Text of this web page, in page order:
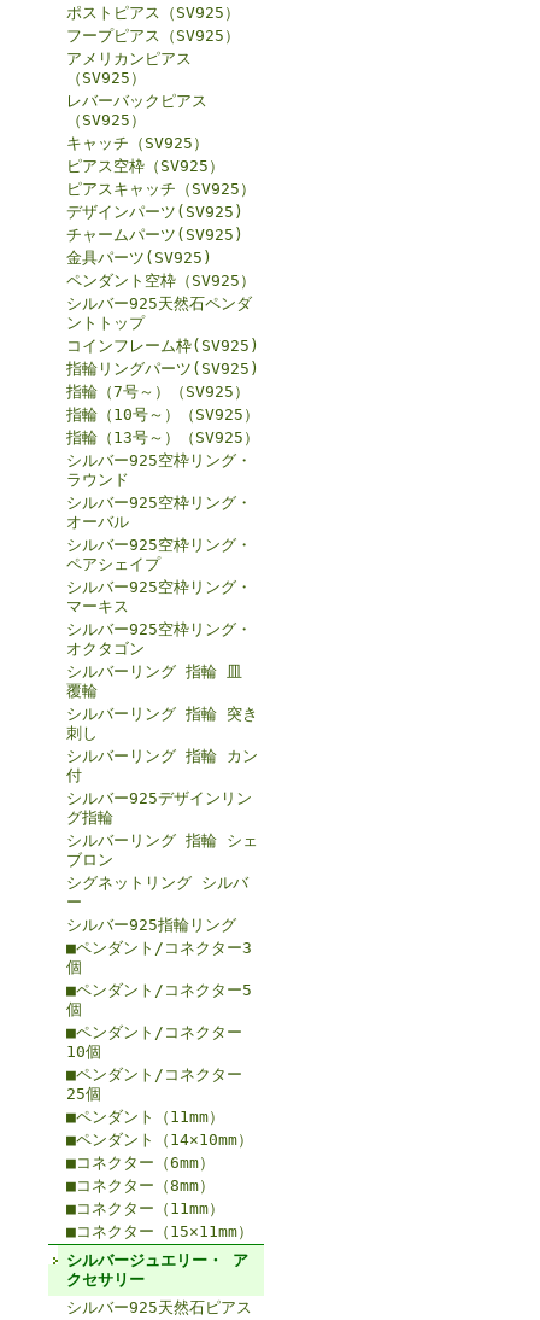
ポストピアス（SV925）
フープピアス（SV925）
アメリカンピアス
（SV925）
レバーバックピアス
（SV925）
キャッチ（SV925）
ピアス空枠（SV925）
ピアスキャッチ（SV925）
デザインパーツ(SV925)
チャームパーツ(SV925)
金具パーツ(SV925)
ペンダント空枠（SV925）
シルバー925天然石ペンダ
ントトップ
コインフレーム枠(SV925)
指輪リングパーツ(SV925)
指輪（7号～）（SV925）
指輪（10号～）（SV925）
指輪（13号～）（SV925）
シルバー925空枠リング・
ラウンド
シルバー925空枠リング・
オーバル
シルバー925空枠リング・
ペアシェイプ
シルバー925空枠リング・
マーキス
シルバー925空枠リング・
オクタゴン
シルバーリング 指輪 皿
覆輪
シルバーリング 指輪 突き
刺し
シルバーリング 指輪 カン
付
シルバー925デザインリン
グ指輪
シルバーリング 指輪 シェ
ブロン
シグネットリング シルバ
ー
シルバー925指輪リング
■ペンダント/コネクター3
個
■ペンダント/コネクター5
個
■ペンダント/コネクター
10個
■ペンダント/コネクター
25個
■ペンダント（11mm）
■ペンダント（14×10mm）
■コネクター（6mm）
■コネクター（8mm）
■コネクター（11mm）
■コネクター（15×11mm）
シルバージュエリー・ ア
クセサリー
シルバー925天然石ピアス